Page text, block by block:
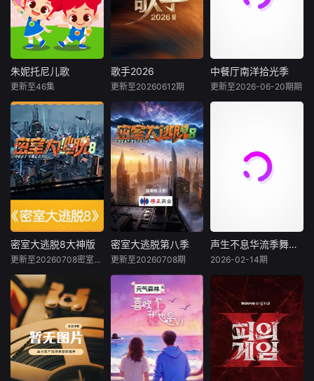
朱妮托尼儿歌
有趣的节奏可以让
孩子们开开心心地
成长，《朱妮托尼
儿歌》让孩子们在
最新的节奏里面用
最轻松的方式认识
世界的美好，听儿
歌、唱儿歌、跳跳
舞，轻松掌握生活
中的好习惯、颜
色、形状、大小，
物、天气以及它们
的生活和变化，了
解自己、表达自己
的同时促进孩子们
情绪、认知发展，
锻炼孩子们肢体协
调能力。
朱妮托尼儿歌
更新至46集
歌手2026
《歌手2026》
是一档音乐交流竞
技节目。节目集结
全球实力唱将，在
每周的直播比拼中
高能开唱，演绎各
国音乐风情、展现
各自文化底蕴，以
超水准演唱实力打
造听觉盛宴，以旋
律为纽带联结世界
各年
歌手2026
更新至20260612期
中餐厅南洋拾光季
一家独具风格特色
的田园餐厅。内容
场景上，除餐厅本
伙人需要开拓经营
思路，完成经营目
将引入“主厨餐
桌”、“大厨到家”等
新颖模式，让中餐
与世界、厨师与食
客、文化与生活之
间实现真正的彼此
走进。
中餐厅南洋拾光季
更新至2026-06-20期期
密室大逃脱8大神版
周笔畅
《密室大逃脱 第八
季》全新升级，多
元机制玩法 极致沉
浸式体验，打造前
所未有的无限流密
室新范本。密逃团
密室大逃脱8大神版
更新至20260708密室大逃脱8 大神版超前聚会（下）
密室大逃脱第八季
周笔畅
节目升级“时空
竞速”模式，每位成
员携带有限生存能
量，时间分秒流
逝，能量持续告
急。他们需要突破
密室大逃脱第八季
更新至20260708期
声生不息华流季舞台纯享版
《声生不息·华流
季》的官方衍生节
目，汇聚最完整精
彩的舞台表演，为
观众呈现独一无二
的视听盛宴。
声生不息华流季舞台纯享版
2026-02-14期